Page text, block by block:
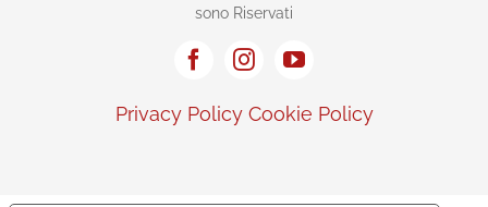
sono Riservati
Privacy Policy Cookie Policy